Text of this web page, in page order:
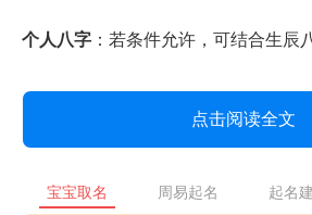
个人八字 ：若条件允许，可结合生辰
点击阅读全文
宝宝取名 周易起名 起名